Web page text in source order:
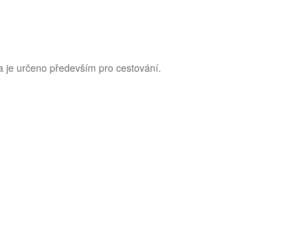
je určeno především pro cestování.